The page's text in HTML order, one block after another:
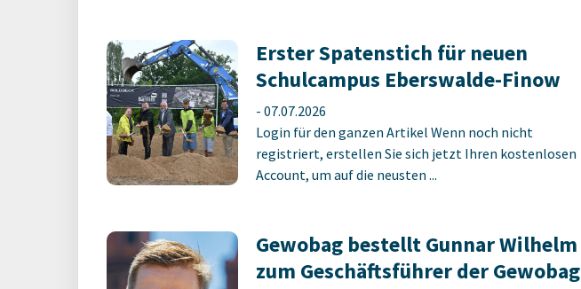
Erster Spatenstich für neuen
Schulcampus Eberswalde-Finow
- 07.07.2026
Login für den ganzen Artikel Wenn noch nicht
registriert, erstellen Sie sich jetzt Ihren kostenlosen
Account, um auf die neusten ...
Gewobag bestellt Gunnar Wilhelm
zum Geschäftsführer der Gewobag